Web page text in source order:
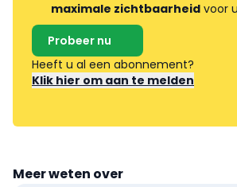
maximale zichtbaarheid voor
Probeer nu
Heeft u al een abonnement?
Klik hier om aan te melden
Meer weten over